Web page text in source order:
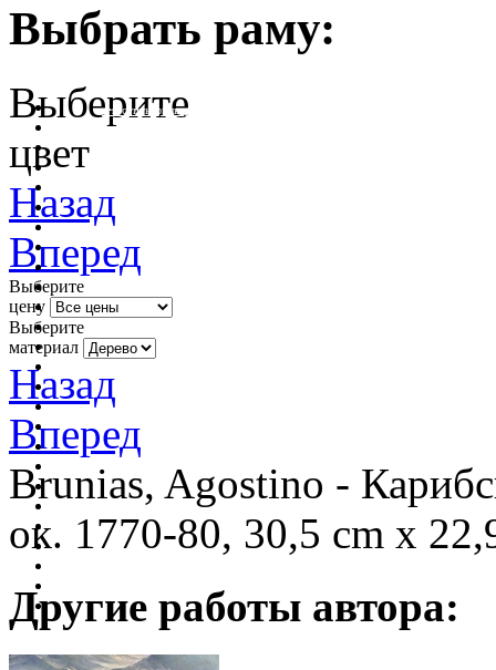
Выбрать раму:
очистить фильтр цвета
Выберите
цвет
Назад
Вперед
Выберите
цену
Выберите
материал
Назад
Вперед
Brunias, Agostino -
ок. 1770-80, 30,5 cm x
Другие работы автора: